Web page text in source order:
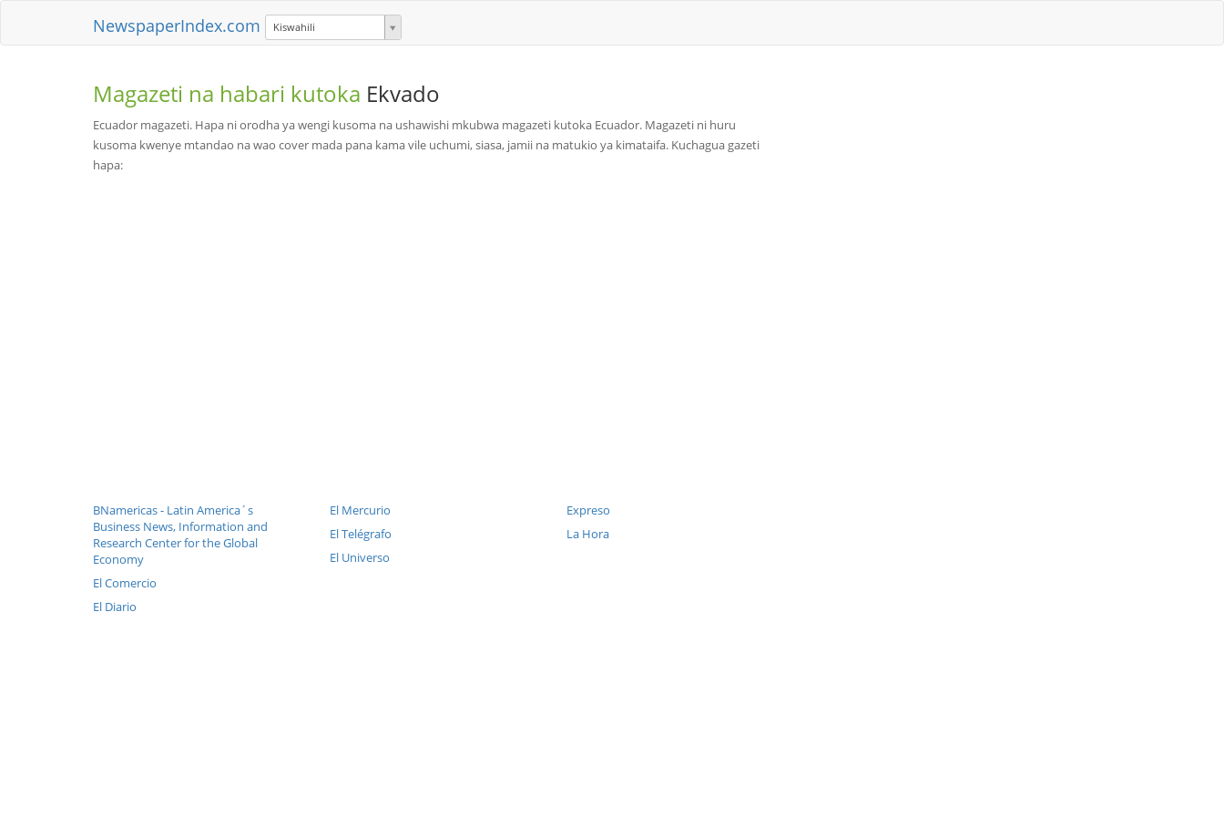
NewspaperIndex.com Kiswahili
Magazeti na habari kutoka Ekvado
Ecuador magazeti. Hapa ni orodha ya wengi kusoma na ushawishi mkubwa magazeti kutoka Ecuador. Magazeti ni huru
kusoma kwenye mtandao na wao cover mada pana kama vile uchumi, siasa, jamii na matukio ya kimataifa. Kuchagua gazeti
hapa:
BNamericas - Latin America´s
Business News, Information and
Research Center for the Global
Economy
El Comercio
El Diario
El Mercurio
El Telégrafo
El Universo
Expreso
La Hora